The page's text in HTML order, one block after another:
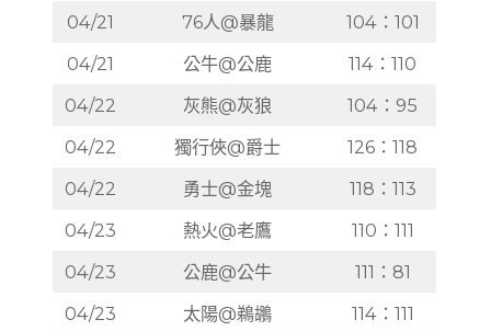
04/21
76人@暴龍
104：101
04/21
公牛@公鹿
114：110
04/22
灰熊@灰狼
104：95
04/22
獨行俠@爵士
126：118
04/22
勇士@金塊
118：113
04/23
熱火@老鷹
110：111
04/23
公鹿@公牛
111：81
04/23
太陽@鵜鶘
114：111